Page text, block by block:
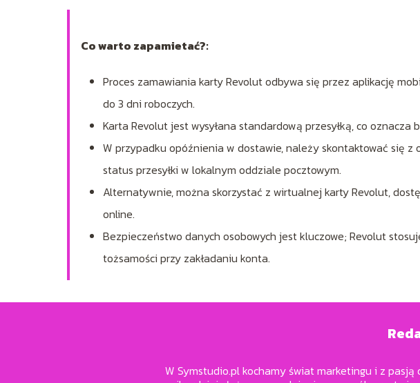
Co warto zapamietać?:
Proces zamawiania karty Revolut odbywa się przez aplikację
do 3 dni roboczych.
Karta Revolut jest wysyłana standardową przesyłką, co
W przypadku opóźnienia w dostawie, należy skontaktować się z
status przesyłki w lokalnym oddziale pocztowym.
Alternatywnie, można skorzystać z wirtualnej karty Revolut,
online.
Bezpieczeństwo danych osobowych jest kluczowe; Revolut
tożsamości przy zakładaniu konta.
W Symstudio.pl kochamy świat marketingu i z